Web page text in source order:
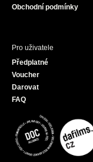
Obchodní podmínky
Pro uživatele
Předplatné
Voucher
Darovat
FAQ